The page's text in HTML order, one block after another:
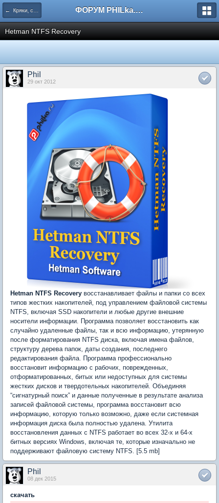
← Кряки, серийные номера, свежий варез ФОРУМ PHILka.RU
Hetman NTFS Recovery
Phil
29 окт 2012
Hetman NTFS Recovery восстанавливает файлы и папки со всех
типов жестких накопителей, под управлением файловой системы
NTFS, включая SSD накопители и любые другие внешние
носители информации. Программа позволяет восстановить как
случайно удаленные файлы, так и всю информацию, утерянную
после форматирования NTFS диска, включая имена файлов,
структуру дерева папок, даты создания, последнего
редактирования файла. Программа профессионально
восстановит информацию с рабочих, поврежденных,
отформатированных, битых или недоступных для системы
жестких дисков и твердотельных накопителей. Объединяя
“сигнатурный поиск” и данные полученные в результате анализа
записей файловой системы, программа восстановит всю
информацию, которую только возможно, даже если системная
информация диска была полностью удалена. Утилита
восстановления данных с NTFS работает во всех 32-х и 64-х
битных версиях Windows, включая те, которые изначально не
поддерживают файловую систему NTFS. [5.5 mb]
Phil
08 дек 2015
скачать